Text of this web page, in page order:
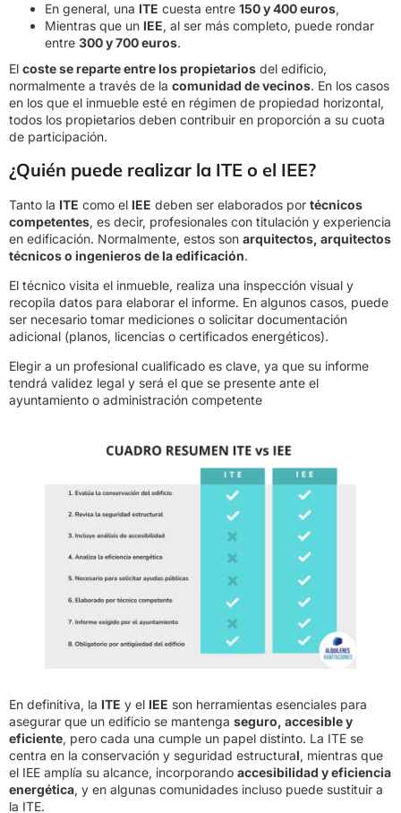
En general, una ITE cuesta entre 150 y 400 euros,
Mientras que un IEE, al ser más completo, puede rondar
entre 300 y 700 euros.
El coste se reparte entre los propietarios del edificio,
normalmente a través de la comunidad de vecinos. En los casos
en los que el inmueble esté en régimen de propiedad horizontal,
todos los propietarios deben contribuir en proporción a su cuota
de participación.
¿Quién puede realizar la ITE o el IEE?
Tanto la ITE como el IEE deben ser elaborados por técnicos
competentes, es decir, profesionales con titulación y experiencia
en edificación. Normalmente, estos son arquitectos, arquitectos
técnicos o ingenieros de la edificación.
El técnico visita el inmueble, realiza una inspección visual y
recopila datos para elaborar el informe. En algunos casos, puede
ser necesario tomar mediciones o solicitar documentación
adicional (planos, licencias o certificados energéticos).
Elegir a un profesional cualificado es clave, ya que su informe
tendrá validez legal y será el que se presente ante el
ayuntamiento o administración competente
En definitiva, la ITE y el IEE son herramientas esenciales para
asegurar que un edificio se mantenga seguro, accesible y
eficiente, pero cada una cumple un papel distinto. La ITE se
centra en la conservación y seguridad estructural, mientras que
el IEE amplía su alcance, incorporando accesibilidad y eficiencia
energética, y en algunas comunidades incluso puede sustituir a
la ITE.